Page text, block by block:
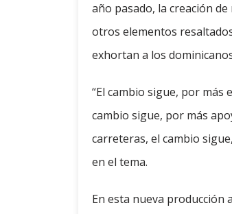
año pasado, la creación
otros elementos
exhortan a los
“El cambio sigue, por más
cambio sigue, por más
carreteras, el cambio
en el tema.
En esta nueva producción